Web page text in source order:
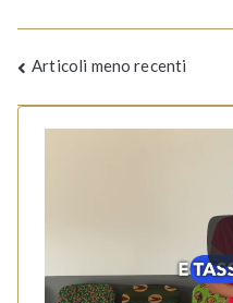
Navigazione
articoli
Articoli meno recenti